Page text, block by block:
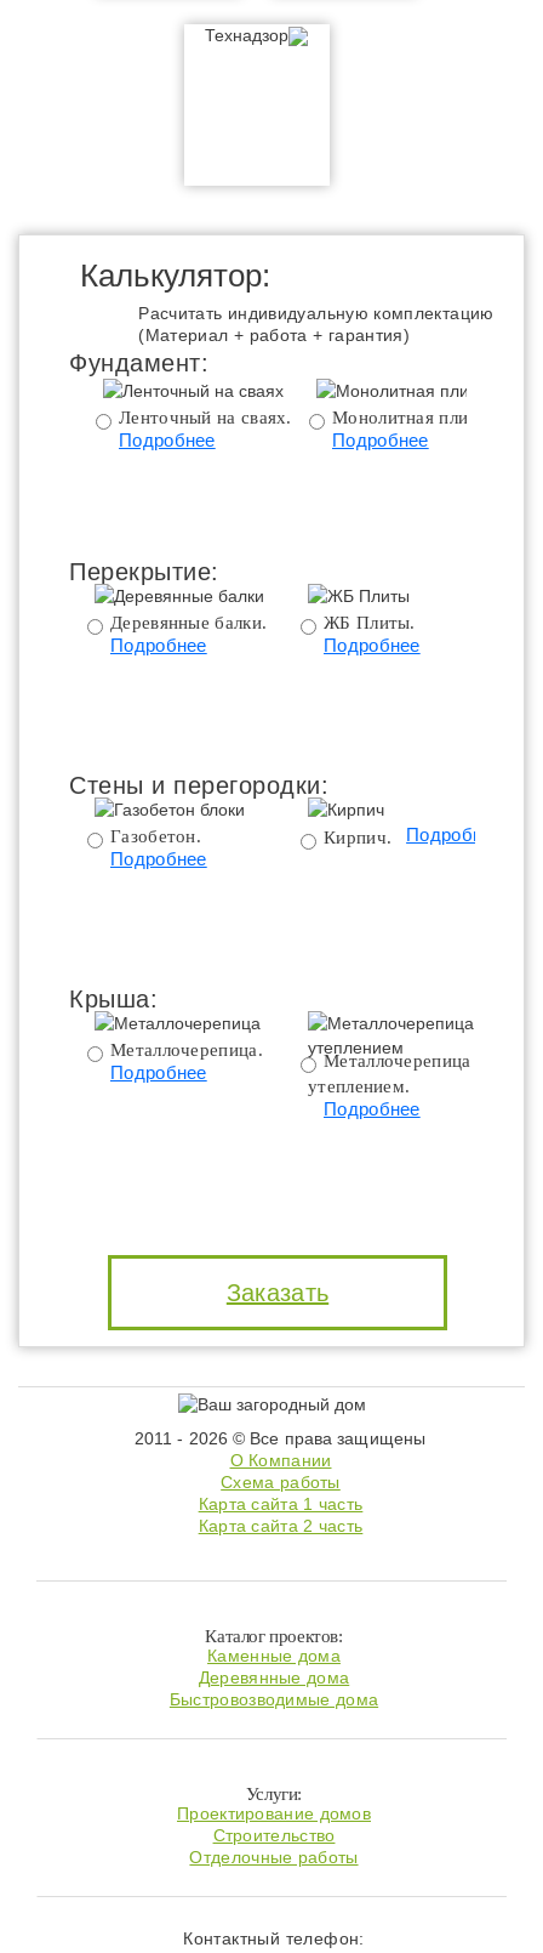
Технадзор
Калькулятор:
Расчитать индивидуальную комплектацию
(Материал + работа + гарантия)
Фундамент:
Ленточный на сваях.
Подробнее
Монолитная плита.
Подробнее
Перекрытие:
Деревянные балки.
Подробнее
ЖБ Плиты.
Подробнее
Стены и перегородки:
Газобетон.
Подробнее
Кирпич. Подробнее
Крыша:
Металлочерепица.
Подробнее
Металлочерепица с
утеплением.
Подробнее
Заказать
2011 - 2026 © Все права защищены
О Компании
Схема работы
Карта сайта 1 часть
Карта сайта 2 часть
Каталог проектов:
Каменные дома
Деревянные дома
Быстровозводимые дома
Услуги:
Проектирование домов
Строительство
Отделочные работы
Контактный телефон: